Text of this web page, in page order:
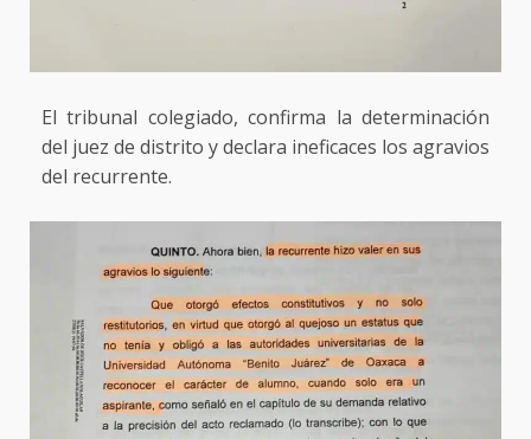
El tribunal colegiado, confirma la determinación
del juez de distrito y declara ineficaces los agravios
del recurrente.